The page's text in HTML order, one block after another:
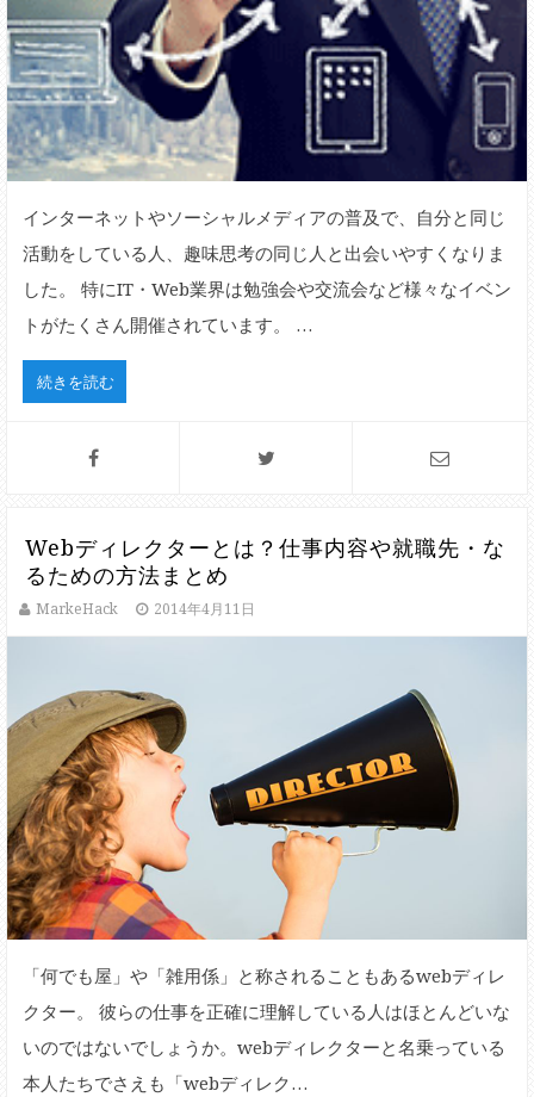
インターネットやソーシャルメディアの普及で、自分と同じ
活動をしている人、趣味思考の同じ人と出会いやすくなりま
した。 特にIT・Web業界は勉強会や交流会など様々なイベン
トがたくさん開催されています。 …
続きを読む
Webディレクターとは？仕事内容や就職先・な
るための方法まとめ
MarkeHack 2014年4月11日
「何でも屋」や「雑用係」と称されることもあるwebディレ
クター。 彼らの仕事を正確に理解している人はほとんどいな
いのではないでしょうか。webディレクターと名乗っている
本人たちでさえも「webディレク…